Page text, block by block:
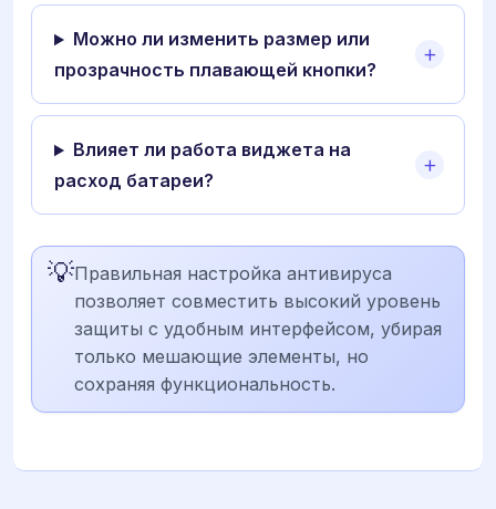
Можно ли изменить размер или
прозрачность плавающей кнопки?
Влияет ли работа виджета на
расход батареи?
💡Правильная настройка антивируса
позволяет совместить высокий уровень
защиты с удобным интерфейсом, убирая
только мешающие элементы, но
сохраняя функциональность.